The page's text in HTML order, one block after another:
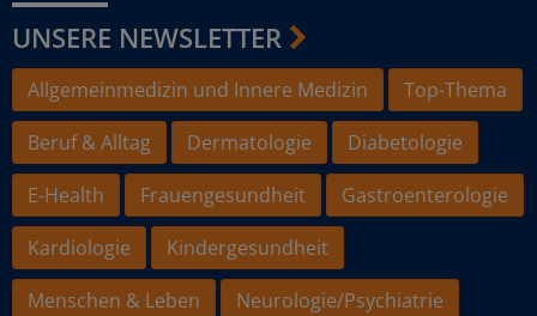
UNSERE NEWSLETTER
Allgemeinmedizin und Innere Medizin
Top-Thema
Beruf & Alltag
Dermatologie
Diabetologie
E-Health
Frauengesundheit
Gastroenterologie
Kardiologie
Kindergesundheit
Menschen & Leben
Neurologie/Psychiatrie